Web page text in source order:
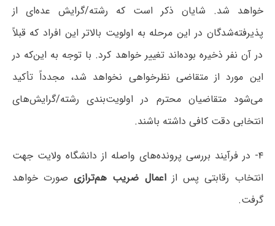
خواهد شد. شایان ذکر است که رشته/گرایش عده‌ای از
پذیرفته‌شدگان در این مرحله به اولویت بالاتر این افراد که قبلاً
در آن نفر ذخیره بوده‌اند تغییر خواهد کرد. با توجه به این‌که در
این مورد از متقاضی نظرخواهی نخواهد شد، مجدداً تأکید
می‌شود متقاضیان محترم در اولویت‌بندی رشته/گرایش‌های
انتخابی دقت کافی داشته باشند.
۴- در فرآیند بررسی پرونده‌های واصله از دانشگاه ولایت جهت
انتخاب رقابتی پس از اعمال ضریب هم‌ترازی صورت خواهد
گرفت.